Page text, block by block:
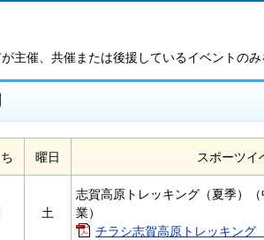
主催、共催または後援しているイベントのみ
曜日 スポーツイ
土
志賀高原トレッキング（夏季）
業）
チラシ志賀高原トレッキング